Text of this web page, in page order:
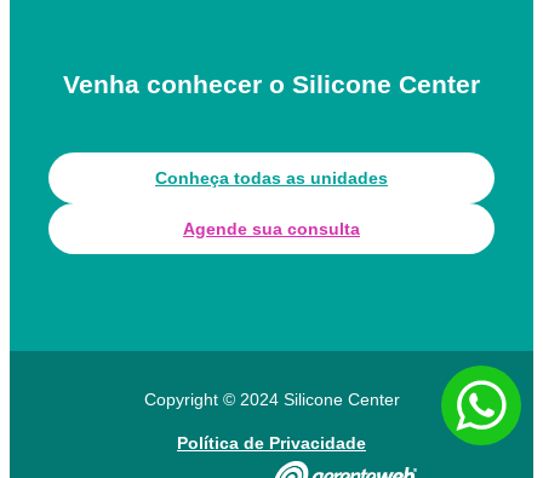
Venha conhecer o Silicone Center
Conheça todas as unidades
Agende sua consulta
Copyright © 2024 Silicone Center
Política de Privacidade